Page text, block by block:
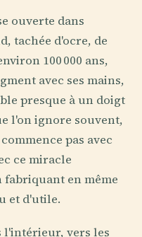
ouverte dans
tachée d'ocre, de
100 000 ans,
avec ses mains,
presque à un doigt
l'on ignore souvent,
pas avec
ce miracle
en même
et d'utile.
l'intérieur, vers les